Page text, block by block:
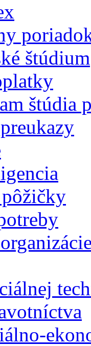
štúdium
štúdia